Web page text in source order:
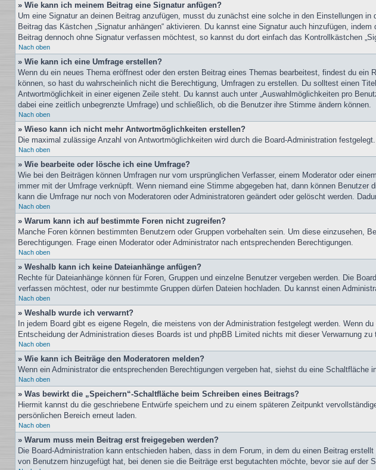
» Wie kann ich meinem Beitrag eine Signatur anfügen?
Um eine Signatur an deinen Beitrag anzufügen, musst du zunächst eine solche in den Einstellungen
Beitrag das Kästchen „Signatur anhängen“ aktivieren. Du kannst eine Signatur auch hinzufügen,
Beitrag dennoch ohne Signatur verfassen möchtest, so kannst du dort einfach das Kontrollkästchen
Nach oben
» Wie kann ich eine Umfrage erstellen?
Wenn du ein neues Thema eröffnest oder den ersten Beitrag eines Themas bearbeitest, findest du
können, so hast du wahrscheinlich nicht die Berechtigung, Umfragen zu erstellen. Du solltest einen
Antwortmöglichkeit in einer eigenen Zeile steht. Du kannst auch unter „Auswahlmöglichkeiten pro
dabei eine zeitlich unbegrenzte Umfrage) und schließlich, ob die Benutzer ihre Stimme ändern können.
Nach oben
» Wieso kann ich nicht mehr Antwortmöglichkeiten erstellen?
Die maximal zulässige Anzahl von Antwortmöglichkeiten wird durch die Board-Administration
Nach oben
» Wie bearbeite oder lösche ich eine Umfrage?
Wie bei den Beiträgen können Umfragen nur vom ursprünglichen Verfasser, einem Moderator oder
immer mit der Umfrage verknüpft. Wenn niemand eine Stimme abgegeben hat, dann können
kann die Umfrage nur noch von Moderatoren oder Administratoren geändert oder gelöscht werden.
Nach oben
» Warum kann ich auf bestimmte Foren nicht zugreifen?
Manche Foren können bestimmten Benutzern oder Gruppen vorbehalten sein. Um diese einzusehen,
Berechtigungen. Frage einen Moderator oder Administrator nach entsprechenden Berechtigungen.
Nach oben
» Weshalb kann ich keine Dateianhänge anfügen?
Rechte für Dateianhänge können für Foren, Gruppen und einzelne Benutzer vergeben werden. Die
verfassen möchtest, oder nur bestimmte Gruppen dürfen Dateien hochladen. Du kannst einen
Nach oben
» Weshalb wurde ich verwarnt?
In jedem Board gibt es eigene Regeln, die meistens von der Administration festgelegt werden. Wenn
Entscheidung der Administration dieses Boards ist und phpBB Limited nichts mit dieser Verwarnung
Nach oben
» Wie kann ich Beiträge den Moderatoren melden?
Wenn ein Administrator die entsprechenden Berechtigungen vergeben hat, siehst du eine
Nach oben
» Was bewirkt die „Speichern“-Schaltfläche beim Schreiben eines Beitrags?
Hiermit kannst du die geschriebene Entwürfe speichern und zu einem späteren Zeitpunkt
persönlichen Bereich erneut laden.
Nach oben
» Warum muss mein Beitrag erst freigegeben werden?
Die Board-Administration kann entschieden haben, dass in dem Forum, in dem du einen Beitrag
von Benutzern hinzugefügt hat, bei denen sie die Beiträge erst begutachten möchte, bevor sie auf